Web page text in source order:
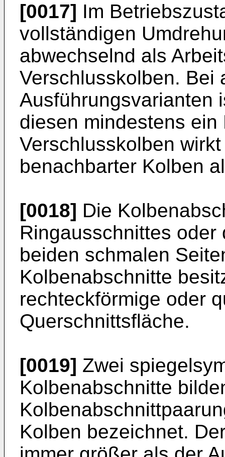
[0017] Im
vollständigen
abwechselnd als
Verschlusskolben. Bei
Ausführungsvarianten
diesen mindestens ein
Verschlusskolben
benachbarter Kolben
[0018] Die
Ringausschnittes oder
beiden schmalen
Kolbenabschnitte
rechteckförmige oder
Querschnittsfläche.
[0019] Zwei
Kolbenabschnitte
Kolben bezeichnet.